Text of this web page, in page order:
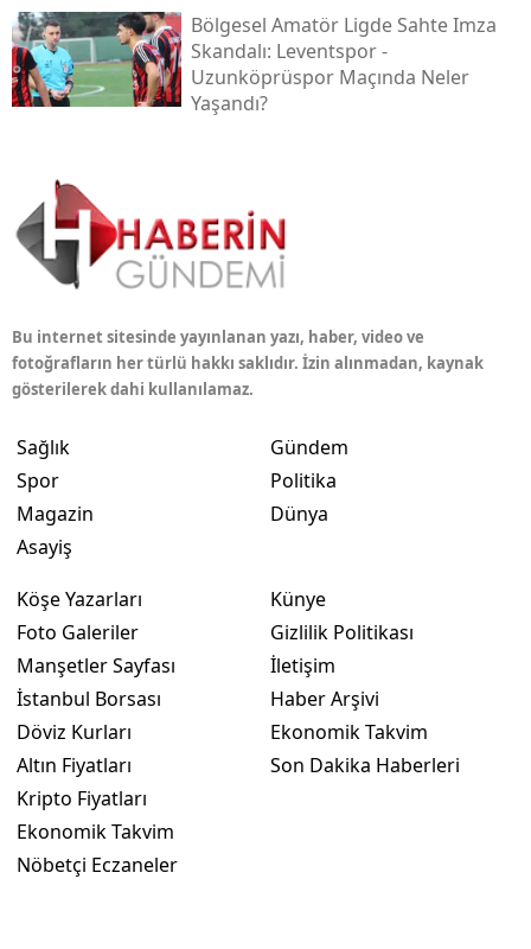
Bölgesel Amatör Ligde Sahte Imza
Skandalı: Leventspor -
Uzunköprüspor Maçında Neler
Yaşandı?
Bu internet sitesinde yayınlanan yazı, haber, video ve
fotoğrafların her türlü hakkı saklıdır. İzin alınmadan, kaynak
gösterilerek dahi kullanılamaz.
Sağlık
Spor
Magazin
Asayiş
Gündem
Politika
Dünya
Köşe Yazarları
Foto Galeriler
Manşetler Sayfası
İstanbul Borsası
Döviz Kurları
Altın Fiyatları
Kripto Fiyatları
Ekonomik Takvim
Nöbetçi Eczaneler
Künye
Gizlilik Politikası
İletişim
Haber Arşivi
Ekonomik Takvim
Son Dakika Haberleri